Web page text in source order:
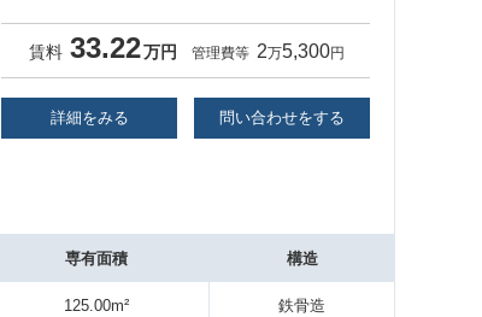
賃料 33.22万円 管理費等 2万5,300円
詳細をみる 問い合わせをする
専有面積 構造
125.00m² 鉄骨造